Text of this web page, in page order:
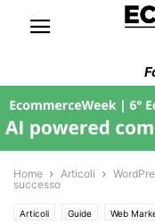
Home Articoli
successo
Articoli Guide Web